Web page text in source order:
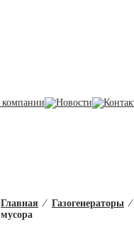
Главная ⁄ Газогенераторы ⁄
мусора